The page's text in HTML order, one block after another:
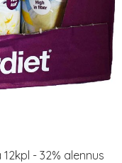
- 32% alennus